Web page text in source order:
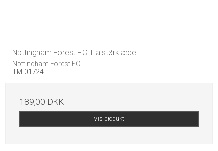
Nottingham Forest F.C. Halstørklæde
Nottingham Forest F.C.
TM-01724
189,00 DKK
Vis produkt